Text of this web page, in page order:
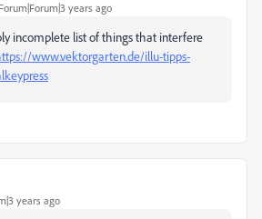
Forum|Forum|3 years ago
incomplete list of things that interfere
www.vektorgarten.de/illu-tipps-
years ago